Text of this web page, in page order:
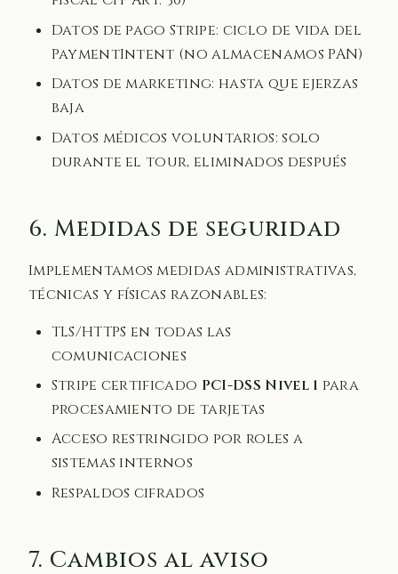
Datos de pago Stripe: ciclo de vida del
PaymentIntent (no almacenamos PAN)
Datos de marketing: hasta que ejerzas
baja
Datos médicos voluntarios: solo
durante el tour, eliminados después
6. Medidas de seguridad
Implementamos medidas administrativas,
técnicas y físicas razonables:
TLS/HTTPS en todas las
comunicaciones
Stripe certificado PCI-DSS Nivel 1 para
procesamiento de tarjetas
Acceso restringido por roles a
sistemas internos
Respaldos cifrados
7. Cambios al aviso